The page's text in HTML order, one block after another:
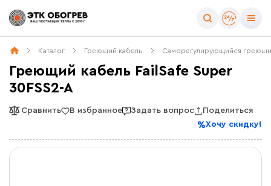
Каталог Греющий кабель Саморегулирующийся
Греющий кабель FailSafe Super
30FSS2-A
Сравнить В избранное Задать вопрос
Поделиться
Хочу скидку!